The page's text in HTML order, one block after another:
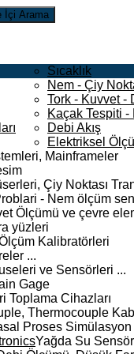
Sıcaklık
Nem - Çiy
Tork - Kuvvet -
Kaçak Tespiti -
Debi Akış
Elektriksel
Mainframeler
Çiy Noktası
- Nem ölçüm
Ölçümü ve çevre
yüzleri
Kalibratörleri
...
ve Sensörleri ...
Gage
Toplama Cihazları
Thermocouple
Proses Simülasyon
Yağda Su